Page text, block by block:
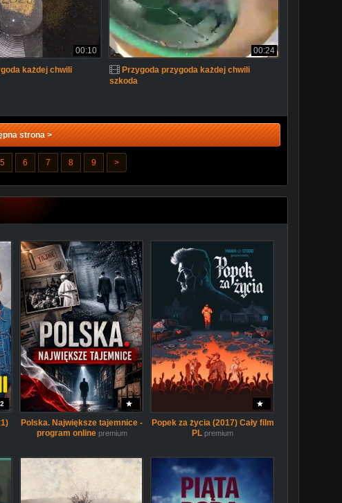
00:10
każdej chwili
00:24
Przygoda przygoda każdej chwili
szkoda
strona >
5 6 7 8 9 >
Polska. Największe tajemnice -
program online premium
Popek za życia (2017) Cały film
PL premium